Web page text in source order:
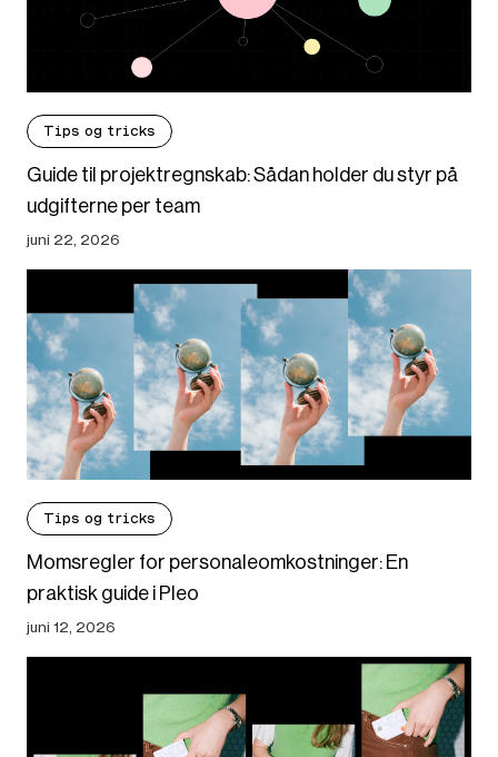
Tips og tricks
Guide til projektregnskab: Sådan holder du styr på
udgifterne per team
juni 22, 2026
Tips og tricks
Momsregler for personaleomkostninger: En
praktisk guide i Pleo
juni 12, 2026